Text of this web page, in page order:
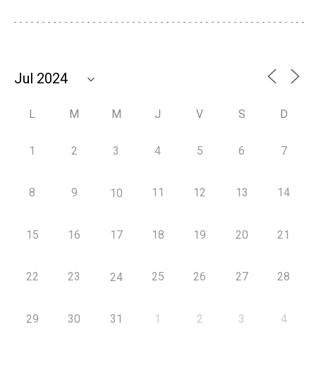
L M M J V S D
1 2 3 4 5 6 7
8 9 10 11 12 13 14
15 16 17 18 19 20 21
22 23 24 25 26 27 28
29 30 31 1 2 3 4